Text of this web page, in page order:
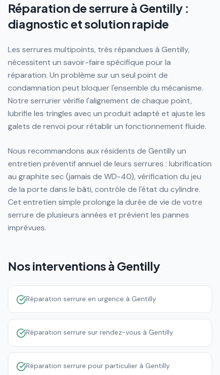
Réparation de serrure à Gentilly :
diagnostic et solution rapide
Les serrures multipoints, très répandues à Gentilly,
nécessitent un savoir-faire spécifique pour la
réparation. Un problème sur un seul point de
condamnation peut bloquer l'ensemble du mécanisme.
Notre serrurier vérifie l'alignement de chaque point,
lubrifie les tringles avec un produit adapté et ajuste les
galets de renvoi pour rétablir un fonctionnement fluide.
Nous recommandons aux résidents de Gentilly un
entretien préventif annuel de leurs serrures : lubrification
au graphite sec (jamais de WD-40), vérification du jeu
de la porte dans le bâti, contrôle de l'état du cylindre.
Cet entretien simple prolonge la durée de vie de votre
serrure de plusieurs années et prévient les pannes
imprévues.
Nos interventions à Gentilly
Réparation serrure en urgence à Gentilly
Réparation serrure sur rendez-vous à Gentilly
Réparation serrure pour particulier à Gentilly